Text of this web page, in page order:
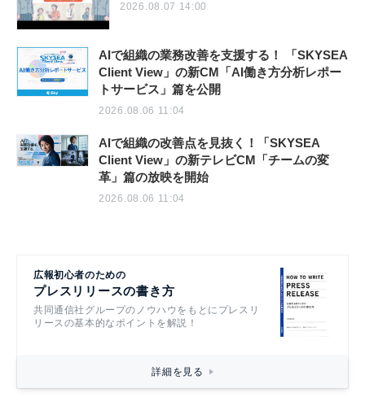
2026.08.07 14:00
AIで組織の業務改善を支援する！ 「SKYSEA
Client View」の新CM「AI働き方分析レポー
トサービス」篇を公開
2026.08.06 11:04
AIで組織の改善点を見抜く！「SKYSEA
Client View」の新テレビCM「チームの変
革」篇の放映を開始
2026.08.06 11:04
広報初心者のための
プレスリリースの書き方
共同通信社グループのノウハウをもとにプレスリ
リースの基本的なポイントを解説！
詳細を見る